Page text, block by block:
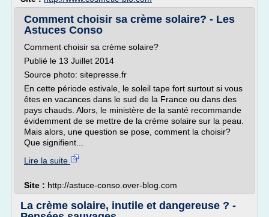
Comment choisir sa crème solaire? - Les
Astuces Conso
Comment choisir sa crème solaire?
Publié le 13 Juillet 2014
Source photo: sitepresse.fr
En cette période estivale, le soleil tape fort surtout si vous
êtes en vacances dans le sud de la France ou dans des
pays chauds. Alors, le ministère de la santé recommande
évidemment de se mettre de la crème solaire sur la peau.
Mais alors, une question se pose, comment la choisir?
Que signifient...
Lire la suite
Site : http://astuce-conso.over-blog.com
La crème solaire, inutile et dangereuse ? -